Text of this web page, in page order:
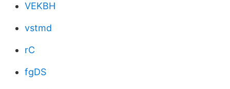
VEKBH
vstmd
rC
fgDS